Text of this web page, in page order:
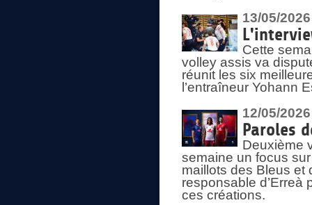
13/05/2026
Cette
volley assis va
réunit les six
l’entraîneur Yohann
12/05/2026
Paroles
Deuxième
semaine un focus
maillots des Bleus et
responsable d’Erreà
ces créations.